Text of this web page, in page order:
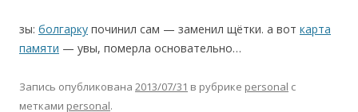
зы: болгарку починил сам — заменил щётки. а вот карта
памяти — увы, померла основательно…
Запись опубликована 2013/07/31 в рубрике personal с
метками personal.